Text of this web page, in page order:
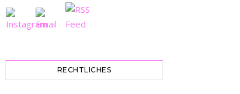
RECHTLICHES